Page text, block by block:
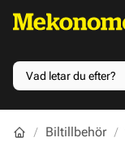
Biltillbehör